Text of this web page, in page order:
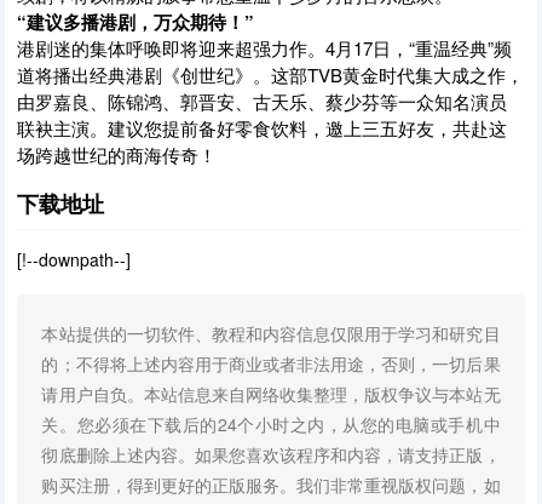
“建议多播港剧，万众期待！”
港剧迷的集体呼唤即将迎来超强力作。4月17日，“重温经典”频
道将播出经典港剧《创世纪》。这部TVB黄金时代集大成之作，
由罗嘉良、陈锦鸿、郭晋安、古天乐、蔡少芬等一众知名演员
联袂主演。建议您提前备好零食饮料，邀上三五好友，共赴这
场跨越世纪的商海传奇！
下载地址
[!--downpath--]
本站提供的一切软件、教程和内容信息仅限用于学习和研究目
的；不得将上述内容用于商业或者非法用途，否则，一切后果
请用户自负。本站信息来自网络收集整理，版权争议与本站无
关。您必须在下载后的24个小时之内，从您的电脑或手机中
彻底删除上述内容。如果您喜欢该程序和内容，请支持正版，
购买注册，得到更好的正版服务。我们非常重视版权问题，如